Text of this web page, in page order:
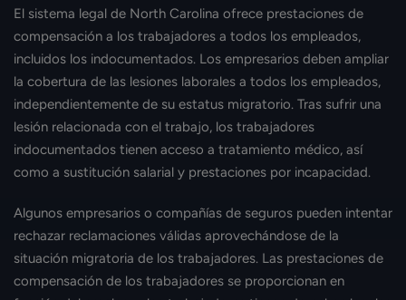
El sistema legal de North Carolina ofrece prestaciones de
compensación a los trabajadores a todos los empleados,
incluidos los indocumentados. Los empresarios deben ampliar
la cobertura de las lesiones laborales a todos los empleados,
independientemente de su estatus migratorio. Tras sufrir una
lesión relacionada con el trabajo, los trabajadores
indocumentados tienen acceso a tratamiento médico, así
como a sustitución salarial y prestaciones por incapacidad.
Algunos empresarios o compañías de seguros pueden intentar
rechazar reclamaciones válidas aprovechándose de la
situación migratoria de los trabajadores. Las prestaciones de
compensación de los trabajadores se proporcionan en